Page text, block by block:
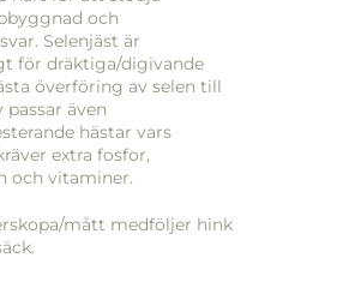
och
Selenjäst är
för dräktiga/digivande
överföring av selen till
även
hästar vars
extra fosfor,
och vitaminer.
mått medföljer hink